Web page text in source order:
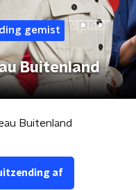
gemist
Buitenland
Buitenland
af